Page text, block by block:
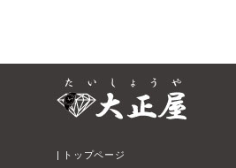
| トップページ